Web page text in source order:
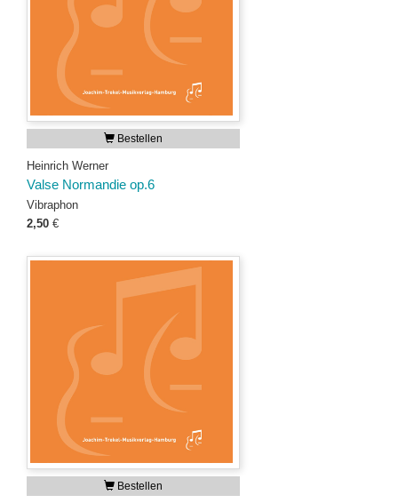
Bestellen
Heinrich Werner
Valse Normandie op.6
Vibraphon
2,50 €
Bestellen